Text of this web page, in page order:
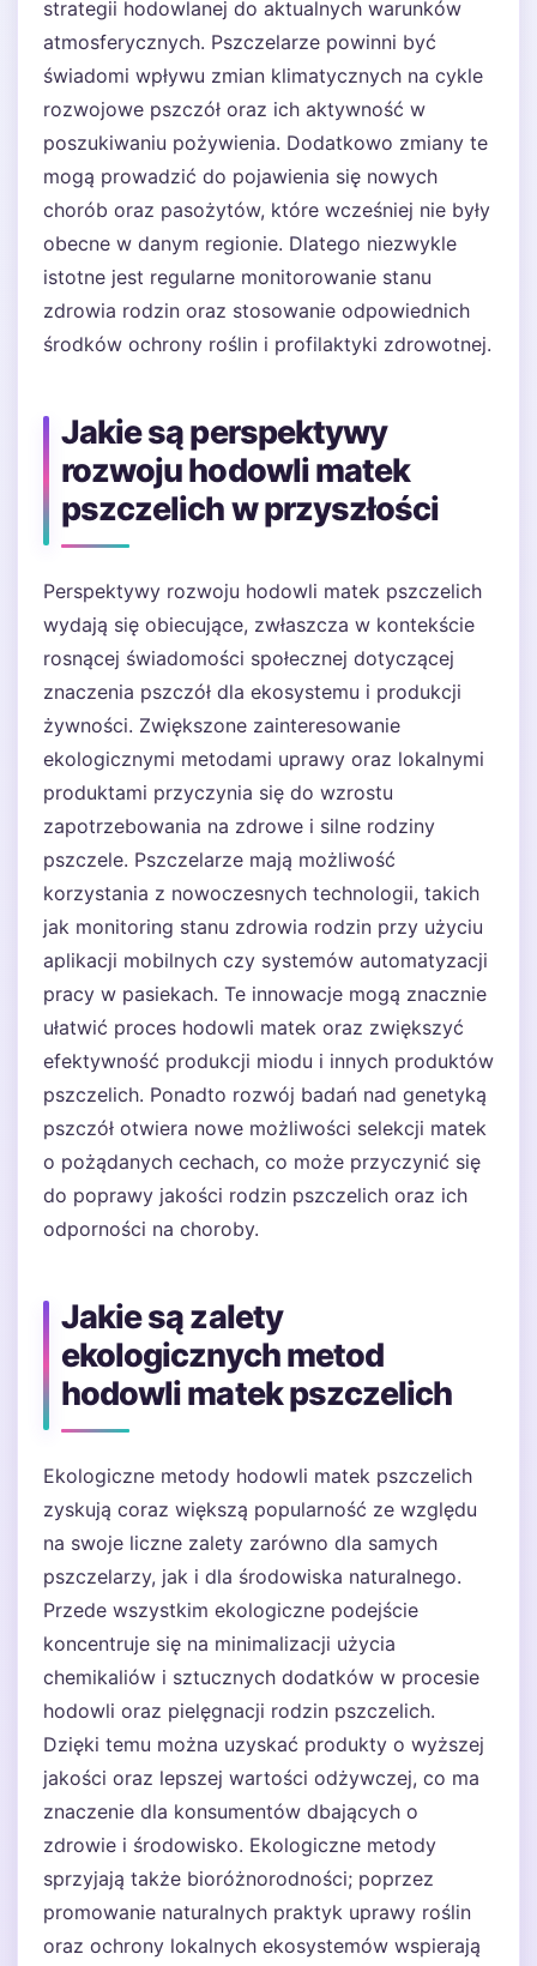
strategii hodowlanej do aktualnych warunków
atmosferycznych. Pszczelarze powinni być
świadomi wpływu zmian klimatycznych na cykle
rozwojowe pszczół oraz ich aktywność w
poszukiwaniu pożywienia. Dodatkowo zmiany te
mogą prowadzić do pojawienia się nowych
chorób oraz pasożytów, które wcześniej nie były
obecne w danym regionie. Dlatego niezwykle
istotne jest regularne monitorowanie stanu
zdrowia rodzin oraz stosowanie odpowiednich
środków ochrony roślin i profilaktyki zdrowotnej.
Jakie są perspektywy
rozwoju hodowli matek
pszczelich w przyszłości
Perspektywy rozwoju hodowli matek pszczelich
wydają się obiecujące, zwłaszcza w kontekście
rosnącej świadomości społecznej dotyczącej
znaczenia pszczół dla ekosystemu i produkcji
żywności. Zwiększone zainteresowanie
ekologicznymi metodami uprawy oraz lokalnymi
produktami przyczynia się do wzrostu
zapotrzebowania na zdrowe i silne rodziny
pszczele. Pszczelarze mają możliwość
korzystania z nowoczesnych technologii, takich
jak monitoring stanu zdrowia rodzin przy użyciu
aplikacji mobilnych czy systemów automatyzacji
pracy w pasiekach. Te innowacje mogą znacznie
ułatwić proces hodowli matek oraz zwiększyć
efektywność produkcji miodu i innych produktów
pszczelich. Ponadto rozwój badań nad genetyką
pszczół otwiera nowe możliwości selekcji matek
o pożądanych cechach, co może przyczynić się
do poprawy jakości rodzin pszczelich oraz ich
odporności na choroby.
Jakie są zalety
ekologicznych metod
hodowli matek pszczelich
Ekologiczne metody hodowli matek pszczelich
zyskują coraz większą popularność ze względu
na swoje liczne zalety zarówno dla samych
pszczelarzy, jak i dla środowiska naturalnego.
Przede wszystkim ekologiczne podejście
koncentruje się na minimalizacji użycia
chemikaliów i sztucznych dodatków w procesie
hodowli oraz pielęgnacji rodzin pszczelich.
Dzięki temu można uzyskać produkty o wyższej
jakości oraz lepszej wartości odżywczej, co ma
znaczenie dla konsumentów dbających o
zdrowie i środowisko. Ekologiczne metody
sprzyjają także bioróżnorodności; poprzez
promowanie naturalnych praktyk uprawy roślin
oraz ochrony lokalnych ekosystemów wspierają